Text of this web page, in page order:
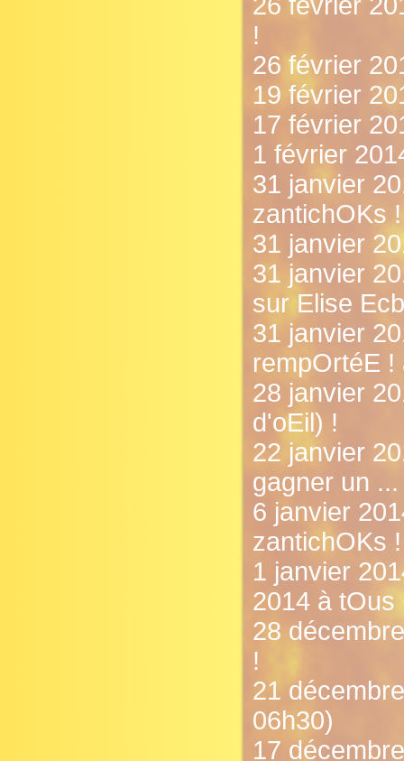
!
26 février
19 février
17 février
1 février
31 janvier
zantichOKs !
31 janvier
31 janvier
sur Elise
31 janvier
rempOrtéE !
28 janvier
d'oEil) !
22 janvier
gagner un ...
6 janvier
zantichOKs !
1 janvier
2014 à tOus
28
!
21
06h30)
17